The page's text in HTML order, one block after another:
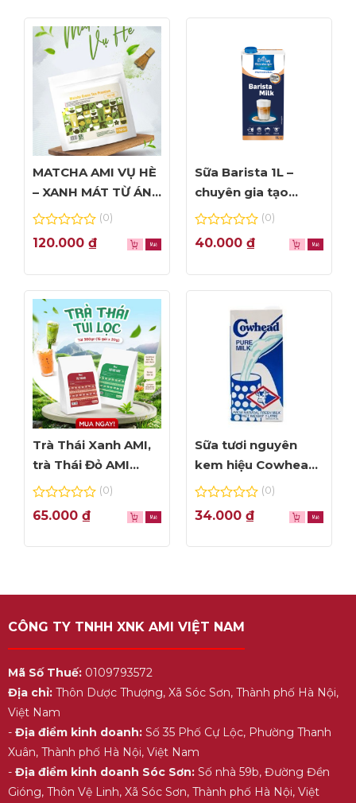
MATCHA AMI VỤ HÈ
– XANH MÁT TỪ ÁNH
NHÌN ĐẦU TIÊN
0
out
5
(0)
120.000 ₫
Sữa Barista 1L –
chuyên gia tạo
Foam đỉnh cao
0
out
5
(0)
40.000 ₫
Trà Thái Xanh AMI,
trà Thái Đỏ AMI
thơm ngon, túi lọc
0
out
5
(0)
65.000 ₫
Sữa tươi nguyên
kem hiệu Cowhead
– hộp 1L
0
out
5
(0)
34.000 ₫
CÔNG TY TNHH XNK AMI VIỆT NAM
Mã Số Thuế:0109793572
Địa chỉ:Thôn Dược Thượng, Xã Sóc Sơn, Thành phố Hà Nội,
Việt Nam
- Địa điểm kinh doanh:Số 35 Phố Cự Lộc, Phường Thanh
Xuân, Thành phố Hà Nội, Việt Nam
- Địa điểm kinh doanh Sóc Sơn:Số nhà 59b, Đường Đền
Gióng, Thôn Vệ Linh, Xã Sóc Sơn, Thành phố Hà Nội, Việt